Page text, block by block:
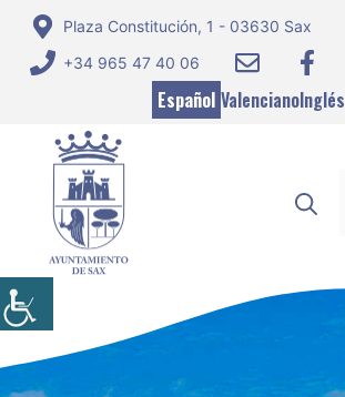
Saltar
contenido
Plaza Constitución, 1 - 03630 Sax
+34 965 47 40 06
Español ValencianoInglés